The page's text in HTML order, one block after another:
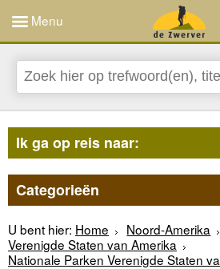
Menu
Ik ga op reis naar:
Categorieën
U bent hier: Home
Noord-Amerika
Verenigde Staten van Amerika
Nationale Parken Verenigde Staten